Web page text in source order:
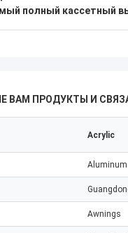
полный кассетный
ПРОДУКТЫ И
Acrylic
Aluminum
Awnings